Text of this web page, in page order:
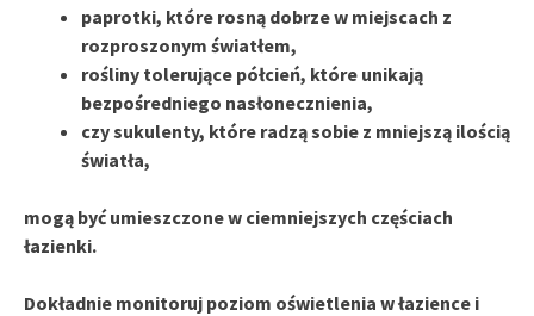
paprotki, które rosną dobrze w miejscach z
rozproszonym światłem,
rośliny tolerujące półcień, które unikają
bezpośredniego nasłonecznienia,
czy sukulenty, które radzą sobie z mniejszą ilością
światła,
mogą być umieszczone w ciemniejszych częściach
łazienki.
Dokładnie monitoruj poziom oświetlenia w łazience i